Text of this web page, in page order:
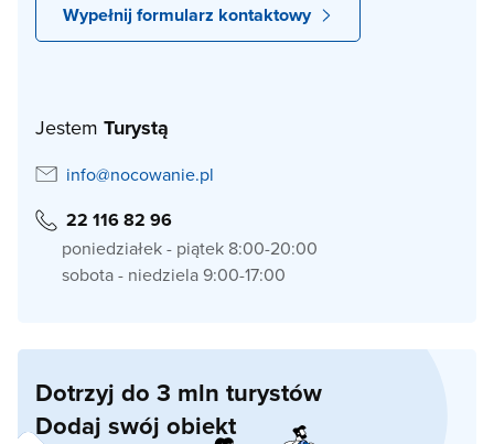
Wypełnij formularz kontaktowy
Jestem Turystą
info@nocowanie.pl
22 116 82 96
poniedziałek - piątek 8:00-20:00
sobota - niedziela 9:00-17:00
Dotrzyj do 3 mln turystów
Dodaj swój obiekt